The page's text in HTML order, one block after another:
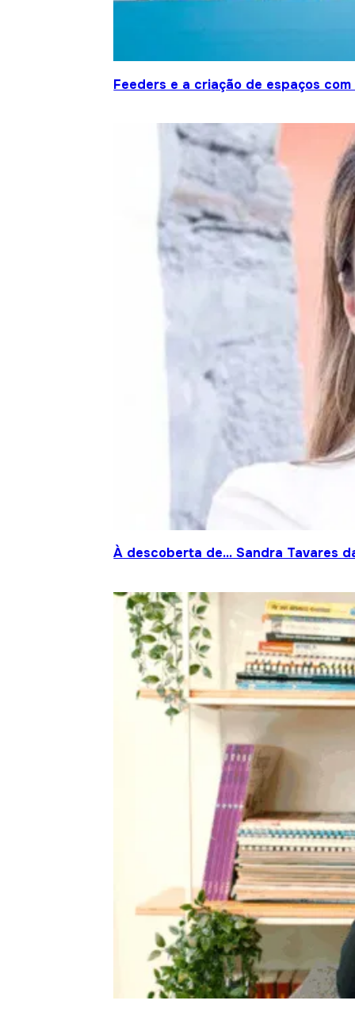
Feeders e a criação de espaços
À descoberta de… Sandra Tavares